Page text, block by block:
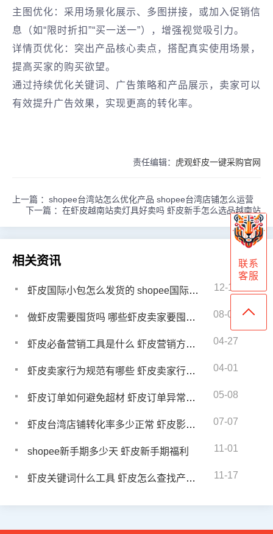
主图优化‌：采用场景化展示、多图拼接，或加入促销信
息（如“限时折扣”“买一送一”），增强视觉吸引力。
详情页优化‌：突出产品核心卖点，搭配真实使用场景，
提高买家的购买欲望。
通过持续优化关键词、广告策略和产品展示，卖家可以
有效提升广告效果，实现更高的转化率。
责任编辑： 虎观虾皮一键采购官网
上一篇 ： shopee台湾站怎么优化产品 shopee台湾店铺怎么运营
下一篇 ： 在虾皮越南站卖灯具好卖吗 虾皮新手怎么选品越南站
相关资讯
虾皮国际小包怎么发货的 shopee国际小包需要注意些什么 12-11
做虾皮需要囤货吗 哪些虾皮卖家要囤货呢 08-08
虾皮必备营销工具是什么 虾皮营销方法有哪些 04-27
虾皮卖家行为规范有哪些 虾皮卖家行为规范是什么 04-01
虾皮订单如何避免超材 虾皮订单异常件怎么处理 05-08
虾皮台湾店铺转化率多少正常 虾皮影响转化率的因素 07-07
shopee新手期多少天 虾皮新手期福利 11-01
虾皮关键词什么工具 虾皮怎么查找产品关键词 11-17
联系
客服